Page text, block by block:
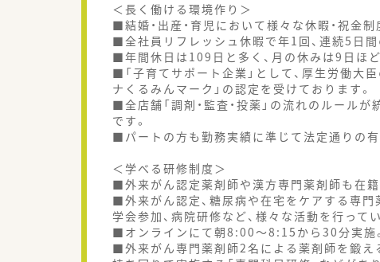
＜長く働ける環境作り＞
■結婚・出産・育児において様々な休暇・祝金制
■全社員リフレッシュ休暇で年1回、連続5日間
■年間休日は109日と多く、月の休みは9日ほど
■「子育てサポート企業」として、厚生労働大
ナくるみんマーク」の認定を受けております。
■全店舗「調剤・監査・投薬」の流れのルール
です。
■パートの方も勤務実績に準じて法定通りの有
＜学べる研修制度＞
■外来がん認定薬剤師や漢方専門薬剤師も在籍
■外来がん認定、糖尿病や在宅をケアする専門
学会参加、病院研修など、様々な活動を行ってい
■オンラインにて朝8:00～8:15から30分実施
■外来がん専門薬剤師2名による薬剤師を鍛え